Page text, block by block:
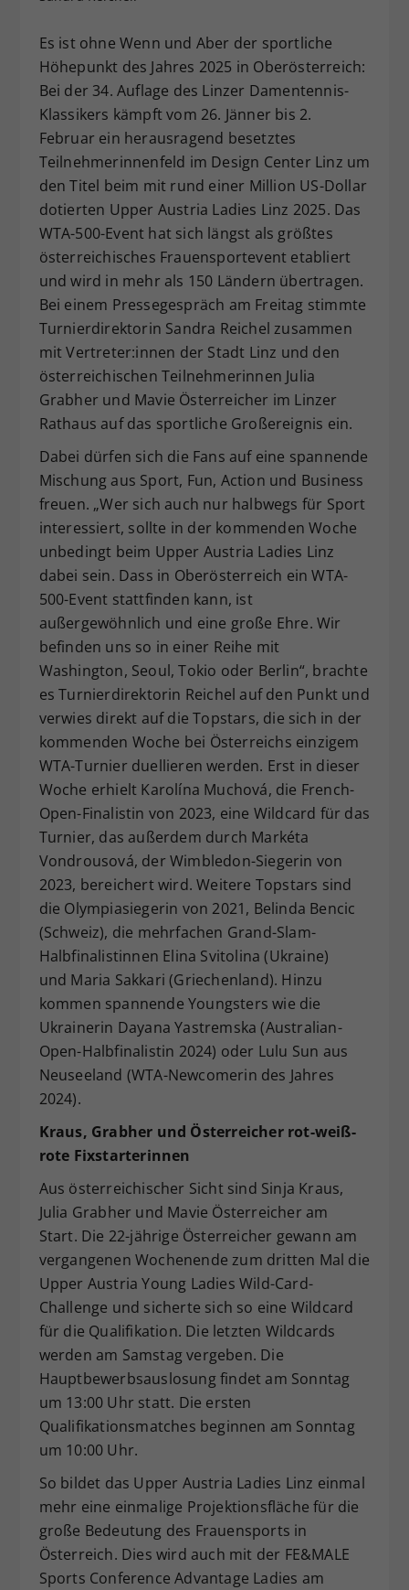
Es ist ohne Wenn und Aber der sportliche
Höhepunkt des Jahres 2025 in Oberösterreich:
Bei der 34. Auflage des Linzer Damentennis-
Klassikers kämpft vom 26. Jänner bis 2.
Februar ein herausragend besetztes
Teilnehmerinnenfeld im Design Center Linz um
den Titel beim mit rund einer Million US-Dollar
dotierten Upper Austria Ladies Linz 2025. Das
WTA-500-Event hat sich längst als größtes
österreichisches Frauensportevent etabliert
und wird in mehr als 150 Ländern übertragen.
Bei einem Pressegespräch am Freitag stimmte
Turnierdirektorin Sandra Reichel zusammen
mit Vertreter:innen der Stadt Linz und den
österreichischen Teilnehmerinnen Julia
Grabher und Mavie Österreicher im Linzer
Rathaus auf das sportliche Großereignis ein.
Dabei dürfen sich die Fans auf eine spannende
Mischung aus Sport, Fun, Action und Business
freuen. „Wer sich auch nur halbwegs für Sport
interessiert, sollte in der kommenden Woche
unbedingt beim Upper Austria Ladies Linz
dabei sein. Dass in Oberösterreich ein WTA-
500-Event stattfinden kann, ist
außergewöhnlich und eine große Ehre. Wir
befinden uns so in einer Reihe mit
Washington, Seoul, Tokio oder Berlin“, brachte
es Turnierdirektorin Reichel auf den Punkt und
verwies direkt auf die Topstars, die sich in der
kommenden Woche bei Österreichs einzigem
WTA-Turnier duellieren werden. Erst in dieser
Woche erhielt Karolína Muchová, die French-
Open-Finalistin von 2023, eine Wildcard für das
Turnier, das außerdem durch Markéta
Vondrousová, der Wimbledon-Siegerin von
2023, bereichert wird. Weitere Topstars sind
die Olympiasiegerin von 2021, Belinda Bencic
(Schweiz), die mehrfachen Grand-Slam-
Halbfinalistinnen Elina Svitolina (Ukraine)
und Maria Sakkari (Griechenland). Hinzu
kommen spannende Youngsters wie die
Ukrainerin Dayana Yastremska (Australian-
Open-Halbfinalistin 2024) oder Lulu Sun aus
Neuseeland (WTA-Newcomerin des Jahres
2024).
Kraus, Grabher und Österreicher rot-weiß-
rote Fixstarterinnen
Aus österreichischer Sicht sind Sinja Kraus,
Julia Grabher und Mavie Österreicher am
Start. Die 22-jährige Österreicher gewann am
vergangenen Wochenende zum dritten Mal die
Upper Austria Young Ladies Wild-Card-
Challenge und sicherte sich so eine Wildcard
für die Qualifikation. Die letzten Wildcards
werden am Samstag vergeben. Die
Hauptbewerbsauslosung findet am Sonntag
um 13:00 Uhr statt. Die ersten
Qualifikationsmatches beginnen am Sonntag
um 10:00 Uhr.
So bildet das Upper Austria Ladies Linz einmal
mehr eine einmalige Projektionsfläche für die
große Bedeutung des Frauensports in
Österreich. Dies wird auch mit der FE&MALE
Sports Conference Advantage Ladies am
Zweck
Einstellungen. Unter anderem eine
zufällig generierte ID, für die
historische Speicherung Ihrer
vorgenommen Einstellungen, falls der
Webseiten-Betreiber dies eingestellt
hat.